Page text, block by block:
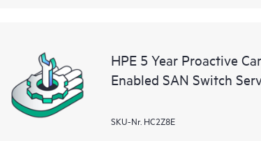
HPE 5 Year Proactive
Enabled SAN Switch
SKU-Nr. HC2Z8E